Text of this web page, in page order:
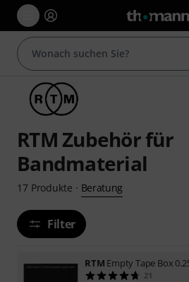
RTM Zubehör für
Bandmaterial
17 Produkte · Beratung
Filter
RTM Empty Tape Box
21